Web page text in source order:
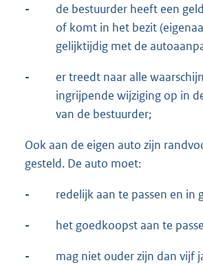
-
de bestuurder heeft een
of komt in het bezit
gelijktijdig met de
-
er treedt naar alle
ingrijpende wijziging op in
van de bestuurder;
Ook aan de eigen auto zijn
gesteld. De auto moet:
- redelijk aan te passen en in
- het goedkoopst aan te
-
mag niet ouder zijn dan vijf